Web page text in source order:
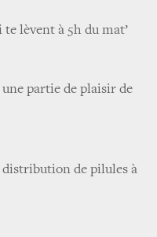
te lèvent à 5h du mat’
une partie de plaisir de
de pilules à